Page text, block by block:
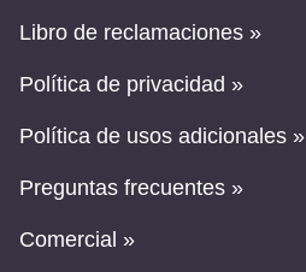
Libro de reclamaciones »
Política de privacidad »
Política de usos adicionales »
Preguntas frecuentes »
Comercial »